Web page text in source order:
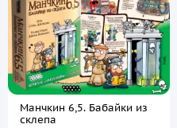
Манчкин 6,5. Бабайки из
склепа